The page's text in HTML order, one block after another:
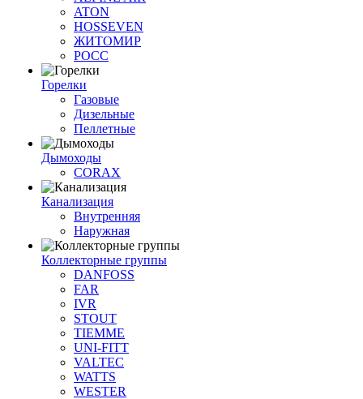
ATON
HOSSEVEN
ЖИТОМИР
РОСС
Горелки
Газовые
Дизельные
Пеллетные
Дымоходы
CORAX
Канализация
Внутренняя
Наружная
Коллекторные группы
DANFOSS
FAR
IVR
STOUT
TIEMME
UNI-FITT
VALTEC
WATTS
WESTER